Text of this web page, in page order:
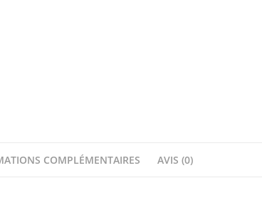
COMPLÉMENTAIRES AVIS (0)